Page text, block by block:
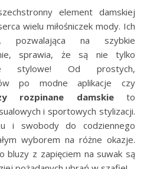
element damskiej
wielu miłośniczek mody. Ich
pozwalająca na szybkie
sprawia, że są nie tylko
stylowe! Od prostych,
po modne aplikacje czy
rozpinane damskieto
i sportowych stylizacji.
i swobody do codziennego
wyborem na różne okazje.
bluzy z zapięciem na suwak są